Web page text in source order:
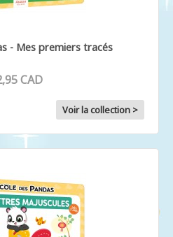
- Mes premiers tracés
CAD
Voir la collection >